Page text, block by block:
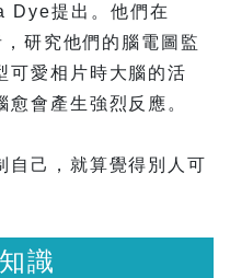
提出。他們在
研究他們的腦電圖監
可愛相片時大腦的活
會產生強烈反應。
自己，就算覺得別人可
其他冷知識